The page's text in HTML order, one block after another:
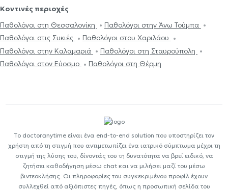
Κοντινές περιοχές
Παθολόγοι στη Θεσσαλονίκη
Παθολόγοι στην Άνω Τούμπα
Παθολόγοι στις Συκιές
Παθολόγοι στου Χαριλάου
Παθολόγοι στην Καλαμαριά
Παθολόγοι στη Σταυρούπολη
Παθολόγοι στον Εύοσμο
Παθολόγοι στη Θέρμη
Το doctoranytime είναι ένα end-to-end solution που υποστηρίζει τον
χρήστη από τη στιγμή που αντιμετωπίζει ένα ιατρικό σύμπτωμα μέχρι τη
στιγμή της λύσης του, δίνοντάς του τη δυνατότητα να βρεί ειδικό, να
ζητήσει καθοδήγηση μέσω chat και να μιλήσει μαζί του μέσω
βιντεοκλήσης. Οι πληροφορίες του συγκεκριμένου προφίλ έχουν
συλλεχθεί από αξιόπιστες πηγές, όπως η προσωπική σελίδα του